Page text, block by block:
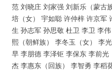
范 刘晓庄 刘家强 刘新乐（蒙古
培（女） 宇如聪 许仲梓 许京军
生 孙志军 孙思敬 杜卫 李卫 李
熙（朝鲜族） 李冬玉（女） 李
早 李朋德 李泽钜 李保东 李前
杰 李惠东（回族） 李智勇 李稻